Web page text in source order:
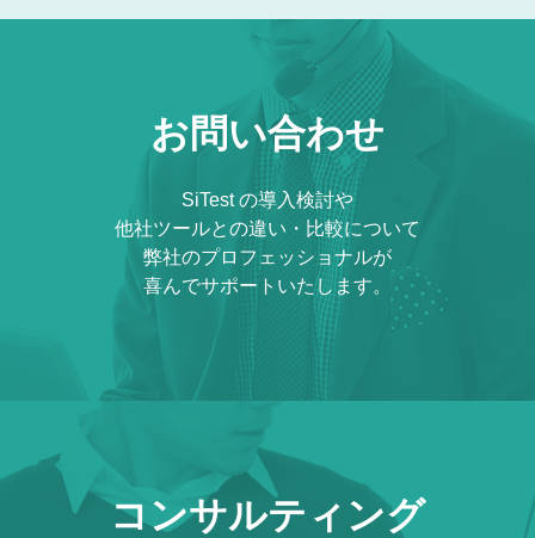
お問い合わせ
SiTest の導入検討や
他社ツールとの違い・比較について
弊社のプロフェッショナルが
喜んでサポートいたします。
コンサルティング